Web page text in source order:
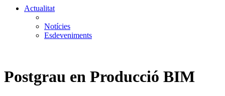
Actualitat
Notícies
Esdeveniments
Postgrau en Producció BIM